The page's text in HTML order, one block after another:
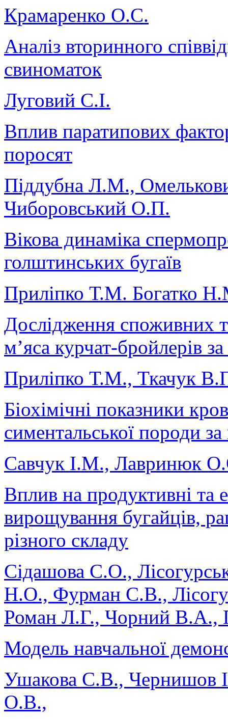
Крамаренко О.С.
Аналіз вторинного
свиноматок
Луговий С.І.
Вплив паратипових
поросят
Піддубна Л.М.,
Чиборовський О.П.
Вікова динаміка
голштинських бугаїв
Приліпко Т.М. Богатко
Дослідження споживних
м’яса курчат-бройлерів
Приліпко Т.М., Ткачук
Біохімічні показники
симентальської породи
Савчук І.М., Лавринюк
Вплив на продуктивні та
вирощування бугайців,
різного складу
Сідашова С.О.,
Н.О., Фурман С.В.,
Роман Л.Г., Чорний В.А.,
Модель навчальної
Ушакова С.В., Чернишов
О.В.,